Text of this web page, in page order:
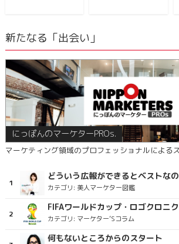
新たなる「出会い」
にっぽんのマーケターPROs.
マーケティング領域のプロフェッショナルによる
どういう広報ができるとベストな
カテゴリ: 美人マーケター図鑑
FIFAワールドカップ・ロゴクロニ
カテゴリ: マーケター’Sコラム
何もないところからのスタート